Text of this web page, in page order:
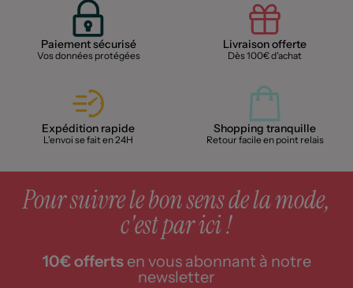
Paiement sécurisé
Vos données protégées
Livraison offerte
Dès 100€ d'achat
Expédition rapide
L'envoi se fait en 24H
Shopping tranquille
Retour facile en point relais
Pour suivre le bon sens de la mode,
c'est par ici !
10€ offertsen vous abonnant à notre
newsletter